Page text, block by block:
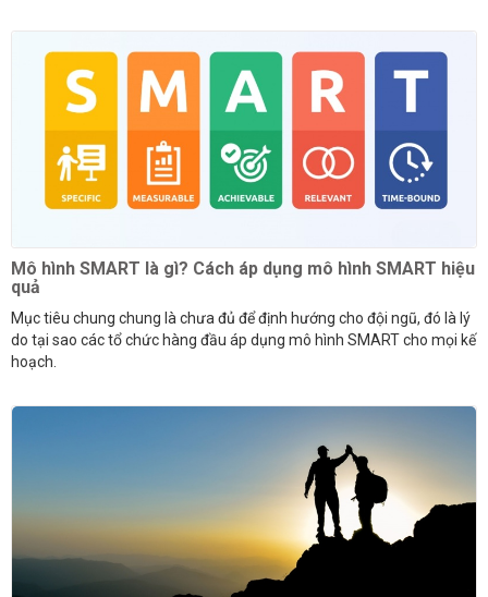
Mô hình SMART là gì? Cách áp dụng mô hình SMART hiệu
quả
Mục tiêu chung chung là chưa đủ để định hướng cho đội ngũ, đó là lý
do tại sao các tổ chức hàng đầu áp dụng mô hình SMART cho mọi kế
hoạch.